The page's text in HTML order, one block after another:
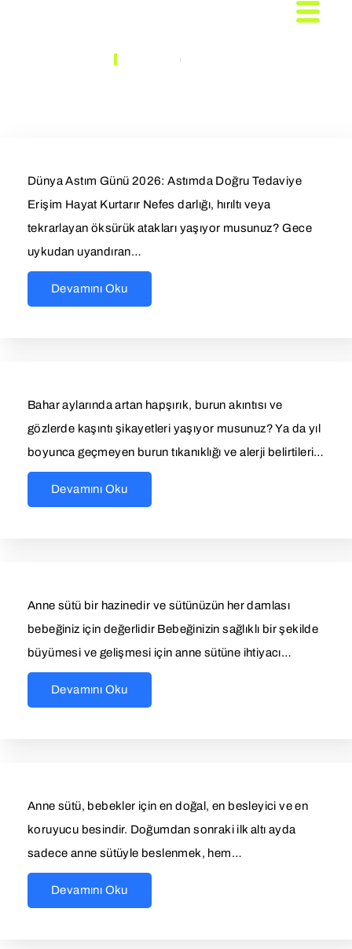
MAKALELER
Dünya Astım Günü 2026: Astımda Doğru Tedaviye
Erişim Hayat Kurtarır Nefes darlığı, hırıltı veya
tekrarlayan öksürük atakları yaşıyor musunuz? Gece
uykudan uyandıran…
Devamını Oku
Bahar aylarında artan hapşırık, burun akıntısı ve
gözlerde kaşıntı şikayetleri yaşıyor musunuz? Ya da yıl
boyunca geçmeyen burun tıkanıklığı ve alerji belirtileri…
Devamını Oku
Anne sütü bir hazinedir ve sütünüzün her damlası
bebeğiniz için değerlidir Bebeğinizin sağlıklı bir şekilde
büyümesi ve gelişmesi için anne sütüne ihtiyacı…
Devamını Oku
Anne sütü, bebekler için en doğal, en besleyici ve en
koruyucu besindir. Doğumdan sonraki ilk altı ayda
sadece anne sütüyle beslenmek, hem…
Devamını Oku